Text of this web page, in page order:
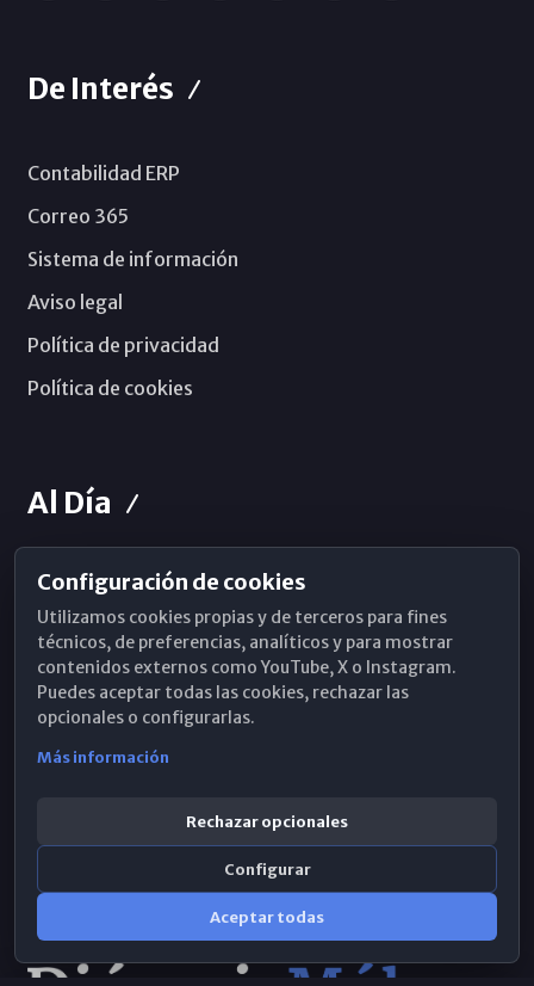
De Interés
Contabilidad ERP
Correo 365
Sistema de información
Aviso legal
Política de privacidad
Política de cookies
Al Día
Horarios de Misa
Hemeroteca
WhatsApp
Configuración de cookies
Utilizamos cookies propias y de terceros para fines
técnicos, de preferencias, analíticos y para mostrar
contenidos externos como YouTube, X o Instagram.
Puedes aceptar todas las cookies, rechazar las
opcionales o configurarlas.
Más información
Rechazar opcionales
Configurar
Aceptar todas